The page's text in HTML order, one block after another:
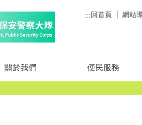
:::回首頁 網站
關於我們 便民服務